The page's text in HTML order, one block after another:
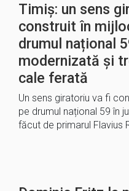
Timiș: un sens
construit în
drumul național
modernizată și
cale ferată
Un sens giratoriu va fi
pe drumul național 59 în
făcut de primarul Flavius